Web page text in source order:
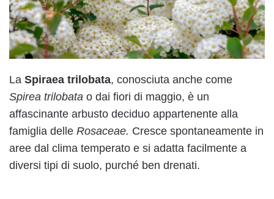
La Spiraea trilobata, conosciuta anche come
Spirea trilobata o dai fiori di maggio, è un
affascinante arbusto deciduo appartenente alla
famiglia delle Rosaceae. Cresce spontaneamente in
aree dal clima temperato e si adatta facilmente a
diversi tipi di suolo, purché ben drenati.